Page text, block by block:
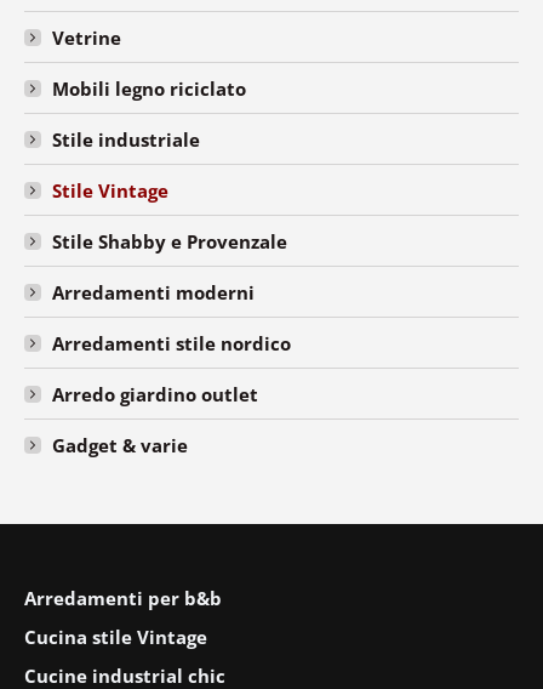
Vetrine
Mobili legno riciclato
Stile industriale
Stile Vintage
Stile Shabby e Provenzale
Arredamenti moderni
Arredamenti stile nordico
Arredo giardino outlet
Gadget & varie
Arredamenti per b&b
Cucina stile Vintage
Cucine industrial chic